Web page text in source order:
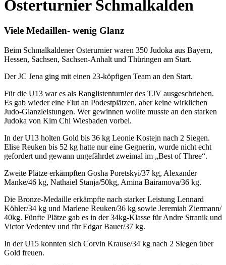
Osterturnier Schmalkalden
Viele Medaillen- wenig Glanz
Beim Schmalkaldener Osterurnier waren 350 Judoka aus Bayern,
Hessen, Sachsen, Sachsen-Anhalt und Thüringen am Start.
Der JC Jena ging mit einen 23-köpfigen Team an den Start.
Für die U13 war es als Ranglistenturnier des TJV ausgeschrieben.
Es gab wieder eine Flut an Podestplätzen, aber keine wirklichen
Judo-Glanzleistungen. Wer gewinnen wollte musste an den starken
Judoka von Kim Chi Wiesbaden vorbei.
In der U13 holten Gold bis 36 kg Leonie Kostejn nach 2 Siegen.
Elise Reuken bis 52 kg hatte nur eine Gegnerin, wurde nicht echt
gefordert und gewann ungefährdet zweimal im „Best of Three“.
Zweite Plätze erkämpften Gosha Poretskyi/37 kg, Alexander
Manke/46 kg, Nathaiel Stanja/50kg, Amina Bairamova/36 kg.
Die Bronze-Medaille erkämpfte nach starker Leistung Lennard
Köhler/34 kg und Marlene Reuken/36 kg sowie Jeremiah Ziermann/
40kg. Fünfte Plätze gab es in der 34kg-Klasse für Andre Stranik und
Victor Vedentev und für Edgar Bauer/37 kg.
In der U15 konnten sich Corvin Krause/34 kg nach 2 Siegen über
Gold freuen.